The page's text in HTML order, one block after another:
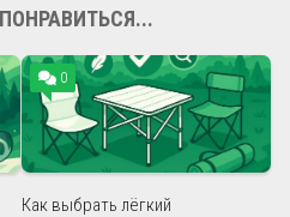
0
Как выбрать лёгкий